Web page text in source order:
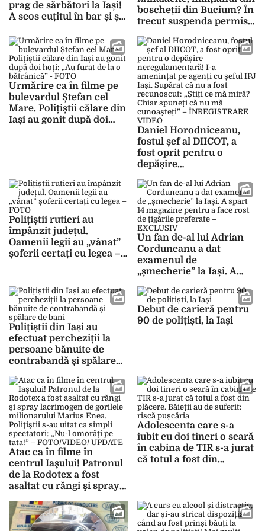
prag de sărbători la Iași!
A scos cuțitul în bar și și-
„șmecheria” din cap
când l-au încătușat
polițiștii –
EXCLUSIV/FOTO
boscheții din Bucium? În
trecut suspenda permise
Șefii de la Poliția Rutieră
Iași ar trebui să-și dea
demisia – GALERIE
FOTO
Urmărire ca în filme pe
bulevardul Ștefan cel
Mare. Polițiștii călare din
Iași au gonit după doi
Daniel Horodniceanu,
fostul șef al DIICOT, a
fost oprit pentru o
depășire
amenințat pe agenți cu
șeful IPJ Iași. Supărat că
nu a fost recunoscut:
„Știți ce mă miră? Chiar
spuneți că nu mă
cunoașteți” –
ÎNREGISTRARE VIDEO
Polițiștii rutieri au
împânzit județul.
Oamenii legii au „vânat”
șoferii certați cu legea –
Un fan de-al lui Adrian
Corduneanu a dat
examenul de
„șmecherie” la Iași. A
a face rost de țigările
preferate – EXCLUSIV
Polițiștii din Iași au
efectuat percheziții la
persoane bănuite de
contrabandă și spălare
Debut de carieră pentru
90 de polițiști, la Iași
Atac ca în filme în
centrul Iaşului! Patronul
de la Rodotex a fost
asaltat cu răngi şi spray
milionarului Marius
Enea. Poliţiştii s-au uitat
Adolescenta care s-a
iubit cu doi tineri o seară
în cabina de TIR s-a jurat
că totul a fost din